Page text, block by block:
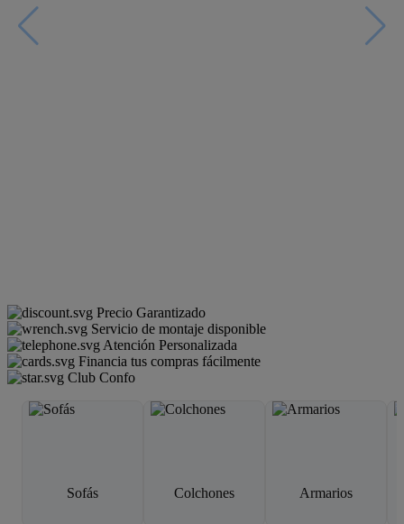
Precio Garantizado
Servicio de montaje disponible
Atención Personalizada
Financia tus compras fácilmente
Club Confo
Sofás Colchones Armarios